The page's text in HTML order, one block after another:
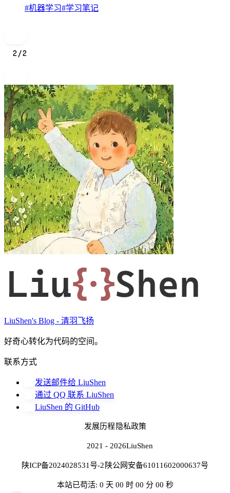
#机器学习#学习笔记
2 /2
Liu{·}Shen
LiuShen's Blog - 清羽飞扬
好奇心转化为代码的空间。
联系方式
发送邮件给 LiuShen
通过 QQ 联系 LiuShen
LiuShen 的 GitHub
发展历程 隐私政策
2021 - 2026LiuShen
陕ICP备2024028531号-2 陕公网安备61011602000637号
本站已苟活: 0 天 00 时 00 分 00 秒